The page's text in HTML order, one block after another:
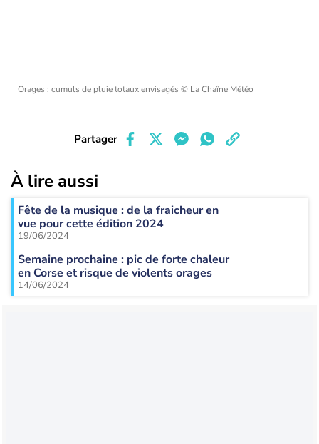
Orages : cumuls de pluie totaux envisagés © La Chaîne Météo
Partager
À lire aussi
Fête de la musique : de la fraicheur en
vue pour cette édition 2024
19/06/2024
Semaine prochaine : pic de forte chaleur
en Corse et risque de violents orages
14/06/2024